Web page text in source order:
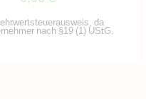
da
nach §19 (1) UStG.